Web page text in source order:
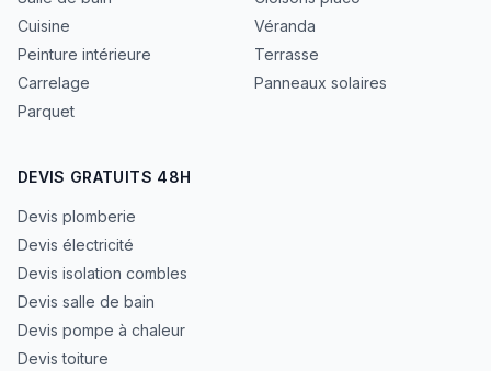
Cuisine
Peinture intérieure
Carrelage
Parquet
Véranda
Terrasse
Panneaux solaires
DEVIS GRATUITS 48H
Devis plomberie
Devis électricité
Devis isolation combles
Devis salle de bain
Devis pompe à chaleur
Devis toiture